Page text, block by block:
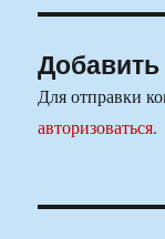
Для отправки
авторизоваться.